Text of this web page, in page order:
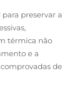
preservar a
térmica não
e a
de